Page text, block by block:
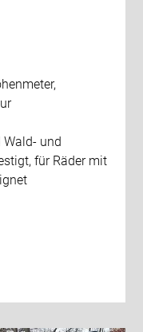
Wald- und
für Räder mit